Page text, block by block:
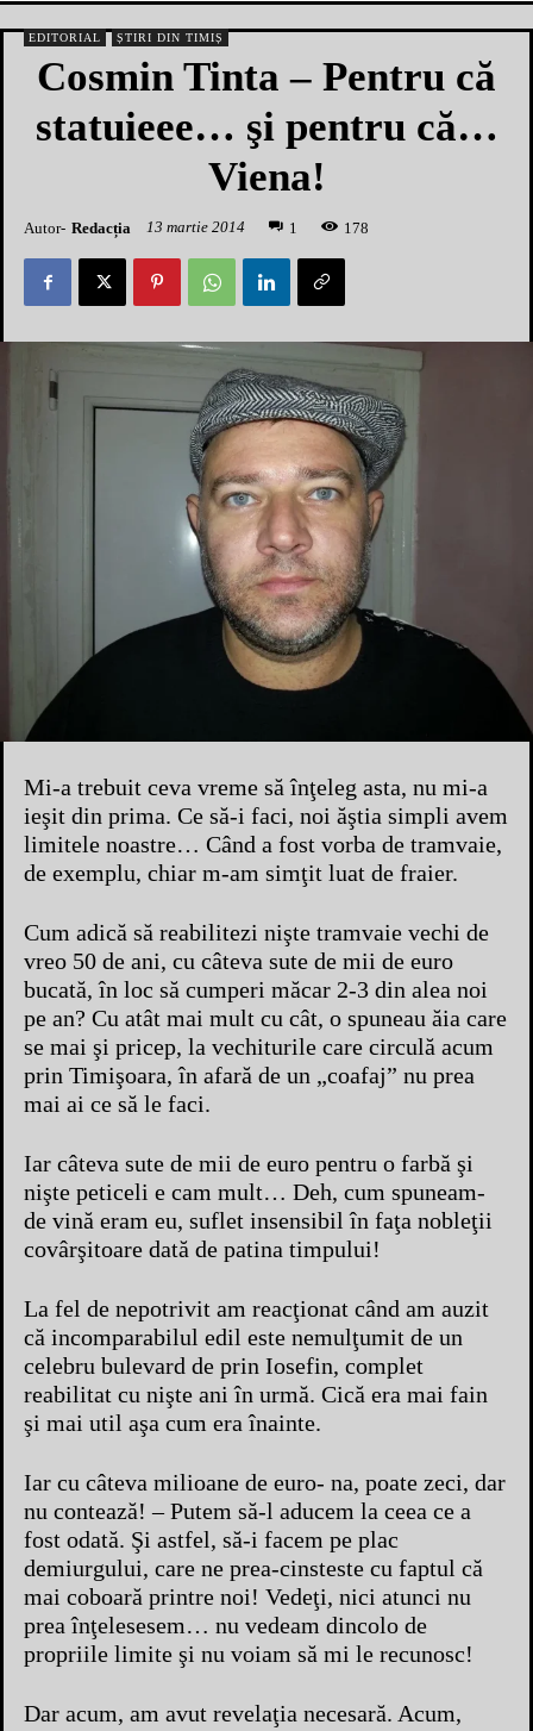
EDITORIAL ȘTIRI DIN TIMIȘ
Cosmin Tinta – Pentru că
statuieee… şi pentru că…
Viena!
Autor- Redacția 13 martie 2014 1 1 78
Mi-a trebuit ceva vreme să înţeleg asta, nu mi-a
ieşit din prima. Ce să-i faci, noi ăştia simpli avem
limitele noastre… Când a fost vorba de tramvaie,
de exemplu, chiar m-am simţit luat de fraier.
Cum adică să reabilitezi nişte tramvaie vechi de
vreo 50 de ani, cu câteva sute de mii de euro
bucată, în loc să cumperi măcar 2-3 din alea noi
pe an? Cu atât mai mult cu cât, o spuneau ăia care
se mai şi pricep, la vechiturile care circulă acum
prin Timişoara, în afară de un „coafaj” nu prea
mai ai ce să le faci.
Iar câteva sute de mii de euro pentru o farbă şi
nişte peticeli e cam mult… Deh, cum spuneam-
de vină eram eu, suflet insensibil în faţa nobleţii
covârşitoare dată de patina timpului!
La fel de nepotrivit am reacţionat când am auzit
că incomparabilul edil este nemulţumit de un
celebru bulevard de prin Iosefin, complet
reabilitat cu nişte ani în urmă. Cică era mai fain
şi mai util aşa cum era înainte.
Iar cu câteva milioane de euro- na, poate zeci, dar
nu contează! – Putem să-l aducem la ceea ce a
fost odată. Şi astfel, să-i facem pe plac
demiurgului, care ne prea-cinsteste cu faptul că
mai coboară printre noi! Vedeţi, nici atunci nu
prea înţelesesem… nu vedeam dincolo de
propriile limite şi nu voiam să mi le recunosc!
Dar acum, am avut revelaţia necesară. Acum,